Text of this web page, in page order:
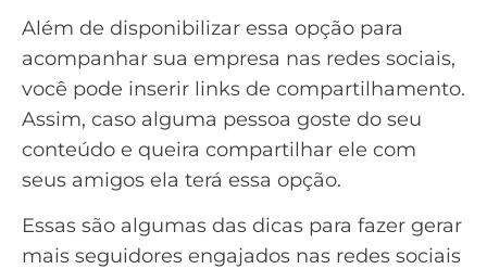
Além de disponibilizar essa opção para
acompanhar sua empresa nas redes sociais,
você pode inserir links de compartilhamento.
Assim, caso alguma pessoa goste do seu
conteúdo e queira compartilhar ele com
seus amigos ela terá essa opção.
Essas são algumas das dicas para fazer gerar
mais seguidores engajados nas redes sociais